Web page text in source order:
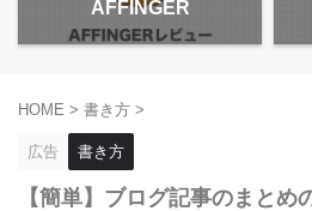
AFFINGER
HOME > 書き方 >
広告 書き方
【簡単】ブログ記事のまとめ